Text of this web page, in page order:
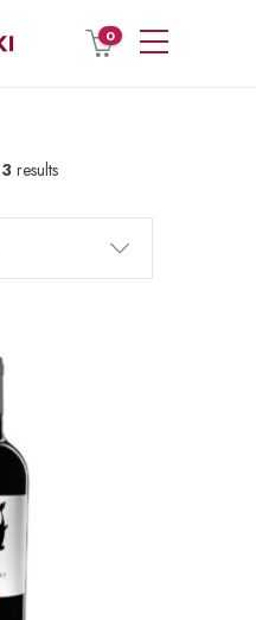
0
3 results